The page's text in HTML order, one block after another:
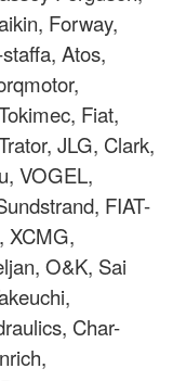
Forway,
Atos,
Fiat,
JLG, Clark,
VOGEL,
FIAT-
XCMG,
O&K, Sai
Char-